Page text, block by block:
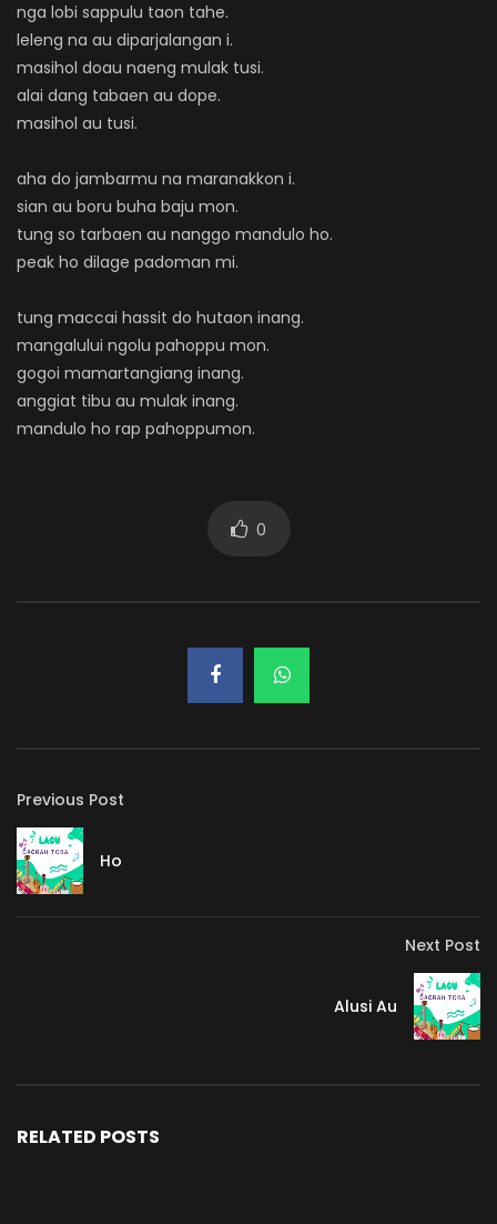
nga lobi sappulu taon tahe.
leleng na au diparjalangan i.
masihol doau naeng mulak tusi.
alai dang tabaen au dope.
masihol au tusi.
aha do jambarmu na maranakkon i.
sian au boru buha baju mon.
tung so tarbaen au nanggo mandulo ho.
peak ho dilage padoman mi.
tung maccai hassit do hutaon inang.
mangalului ngolu pahoppu mon.
gogoi mamartangiang inang.
anggiat tibu au mulak inang.
mandulo ho rap pahoppumon.
0
Previous Post
Ho
Next Post
Alusi Au
RELATED POSTS